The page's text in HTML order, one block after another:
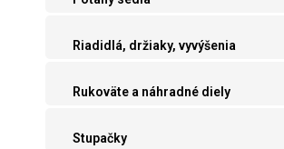
Riadidlá, držiaky, vyvýšenia
Rukoväte a náhradné diely
Stupačky